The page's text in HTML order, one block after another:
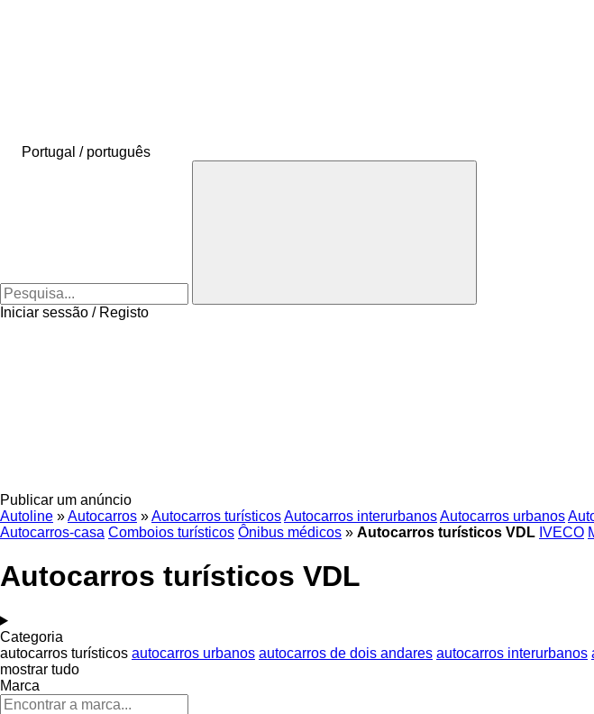
Portugal / português
Iniciar sessão / Registo
Publicar um anúncio
Autoline »Autocarros »Autocarros turísticosAutocarros interurbanosAutocarros urbanos
Autocarros-casa Comboios turísticos Ônibus médicos » Autocarros turísticos VDL IVECO
Autocarros turísticos VDL
Categoria
autocarros turísticos autocarros urbanos autocarros de dois andares autocarros interurbanos
mostrar tudo
Marca